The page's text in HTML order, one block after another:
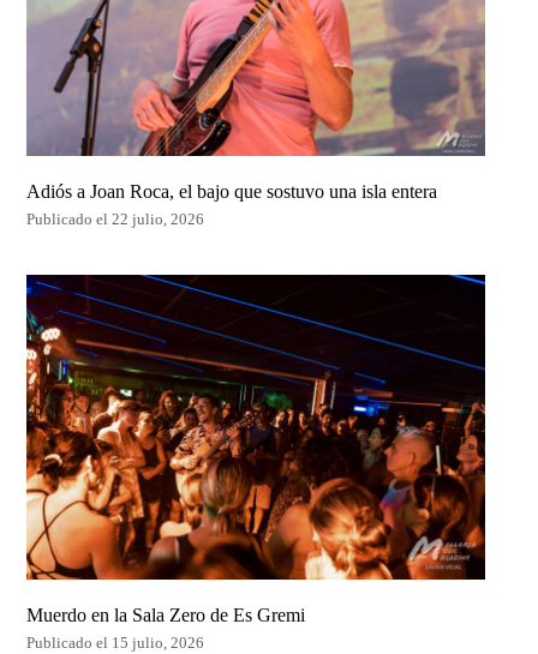
Adiós a Joan Roca, el bajo que sostuvo una isla entera
Publicado el 22 julio, 2026
Muerdo en la Sala Zero de Es Gremi
Publicado el 15 julio, 2026